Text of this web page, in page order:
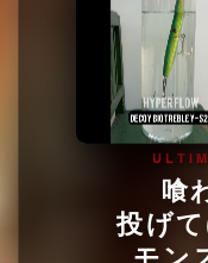
喰
投げ